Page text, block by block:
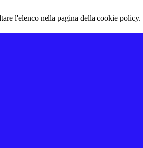
l'elenco nella pagina della cookie policy.